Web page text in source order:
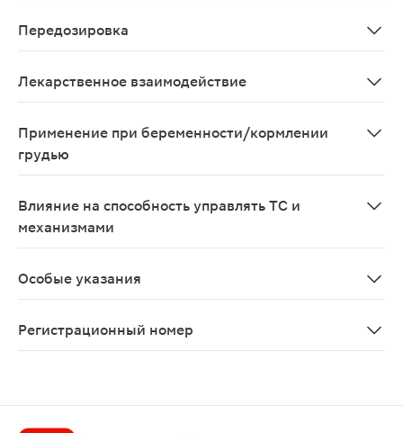
Передозировка
Лекарственное взаимодействие
Применение при беременности/кормлении
грудью
Влияние на способность управлять ТС и
механизмами
Особые указания
Регистрационный номер